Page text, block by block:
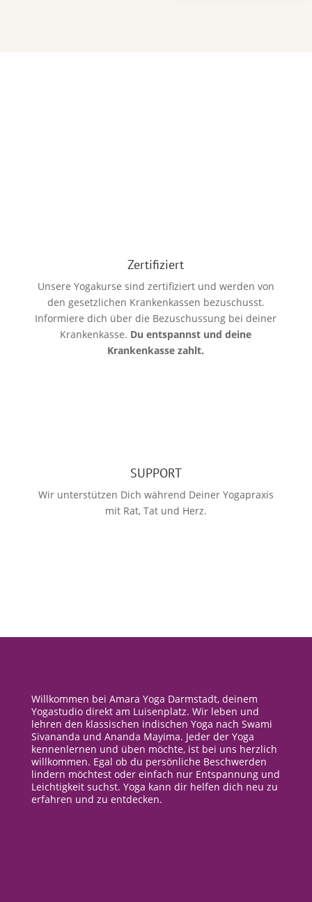
Zertifiziert
Unsere Yogakurse sind zertifiziert und werden von
den gesetzlichen Krankenkassen bezuschusst.
Informiere dich über die Bezuschussung bei deiner
Krankenkasse. Du entspannst und deine
Krankenkasse zahlt.
SUPPORT
Wir unterstützen Dich während Deiner Yogapraxis
mit Rat, Tat und Herz.
Willkommen bei Amara Yoga Darmstadt, deinem
Yogastudio direkt am Luisenplatz. Wir leben und
lehren den klassischen indischen Yoga nach Swami
Sivananda und Ananda Mayima. Jeder der Yoga
kennenlernen und üben möchte, ist bei uns herzlich
willkommen. Egal ob du persönliche Beschwerden
lindern möchtest oder einfach nur Entspannung und
Leichtigkeit suchst. Yoga kann dir helfen dich neu zu
erfahren und zu entdecken.